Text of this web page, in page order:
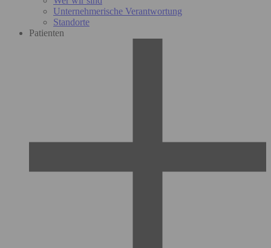
Unternehmerische Verantwortung
Standorte
Patienten